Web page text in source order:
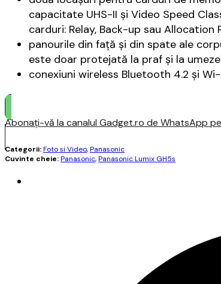
capacitate UHS-II și Video Speed
carduri: Relay, Back-up sau Allocation
panourile din față și din spate ale
este doar protejată la praf și la
conexiuni wireless Bluetooth 4.2 și
Abonați-vă la canalul Gadget.ro de WhatsApp
Categorii:Foto si Video,Panasonic
Cuvinte cheie:Panasonic,Panasonic Lumix GH5s